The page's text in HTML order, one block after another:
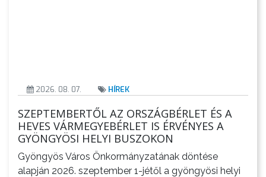
A
VÁROS
2026. 08. 07. HÍREK
SZEPTEMBERTŐL AZ ORSZÁGBÉRLET ÉS A
HEVES VÁRMEGYEBÉRLET IS ÉRVÉNYES A
GYÖNGYÖSI HELYI BUSZOKON
Gyöngyös Város Önkormányzatának döntése
alapján 2026. szeptember 1-jétől a gyöngyösi helyi